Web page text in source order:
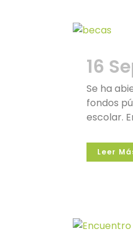
16
Se ha
fondos
escolar.
Leer